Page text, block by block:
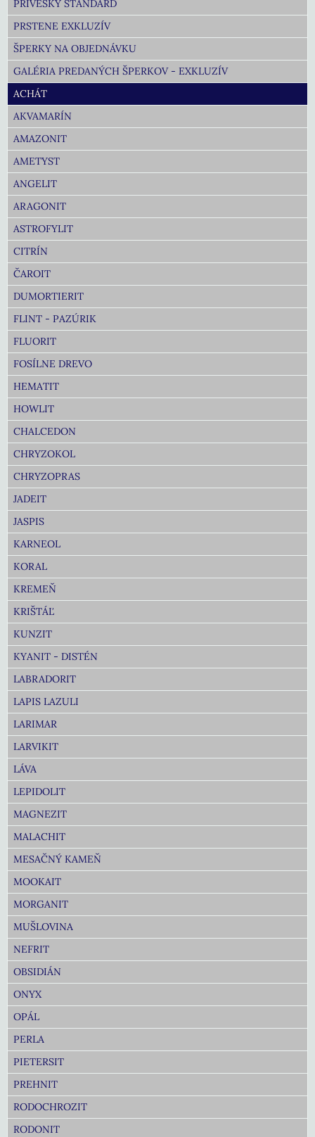
PRÍVESKY ŠTANDARD
PRSTENE EXKLUZÍV
ŠPERKY NA OBJEDNÁVKU
GALÉRIA PREDANÝCH ŠPERKOV - EXKLUZÍV
ACHÁT
AKVAMARÍN
AMAZONIT
AMETYST
ANGELIT
ARAGONIT
ASTROFYLIT
CITRÍN
ČAROIT
DUMORTIERIT
FLINT - PAZÚRIK
FLUORIT
FOSÍLNE DREVO
HEMATIT
HOWLIT
CHALCEDON
CHRYZOKOL
CHRYZOPRAS
JADEIT
JASPIS
KARNEOL
KORAL
KREMEŇ
KRIŠTÁĽ
KUNZIT
KYANIT - DISTÉN
LABRADORIT
LAPIS LAZULI
LARIMAR
LARVIKIT
LÁVA
LEPIDOLIT
MAGNEZIT
MALACHIT
MESAČNÝ KAMEŇ
MOOKAIT
MORGANIT
MUŠLOVINA
NEFRIT
OBSIDIÁN
ONYX
OPÁL
PERLA
PIETERSIT
PREHNIT
RODOCHROZIT
RODONIT